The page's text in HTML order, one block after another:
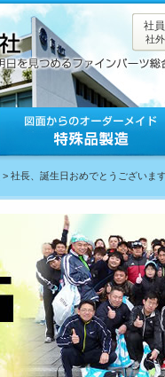
社
社
> 社長、誕生日おめでとうございま